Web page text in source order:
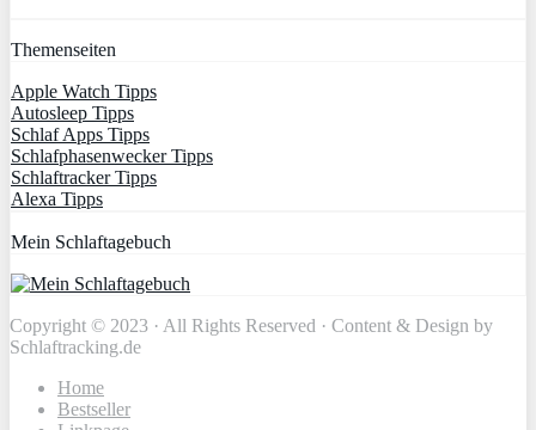
Themenseiten
Apple Watch Tipps
Autosleep Tipps
Schlaf Apps Tipps
Schlafphasenwecker Tipps
Schlaftracker Tipps
Alexa Tipps
Mein Schlaftagebuch
Copyright © 2023 · All Rights Reserved · Content & Design by
Schlaftracking.de
Home
Bestseller